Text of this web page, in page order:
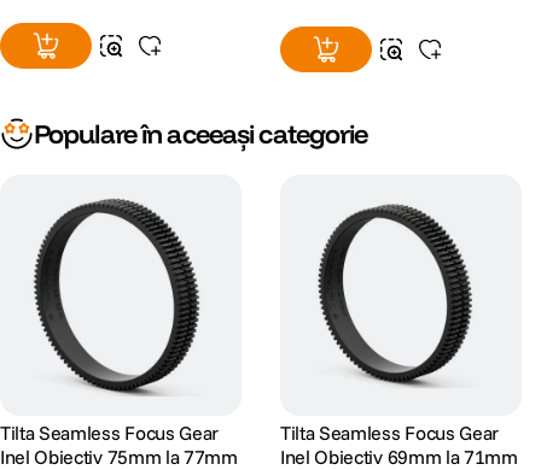
Populare în aceeași categorie
Tilta Seamless Focus Gear
Inel Obiectiv 75mm la 77mm
Tilta Seamless Focus Gear
Inel Obiectiv 69mm la 71mm